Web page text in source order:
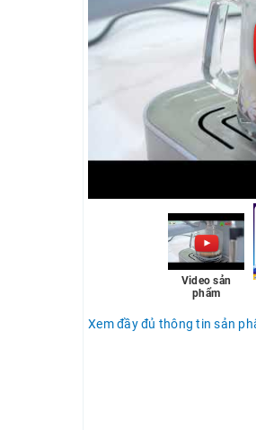
Video sản
phẩm
Xem đầy đủ thông tin sản